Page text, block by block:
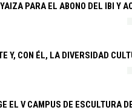
PARA EL ABONO DEL IBI Y
Y, CON ÉL, LA DIVERSIDAD
EL V CAMPUS DE ESCULTURA